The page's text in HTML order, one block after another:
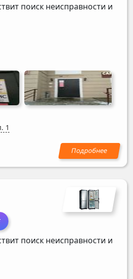
поиск неисправности и
1
поиск неисправности и